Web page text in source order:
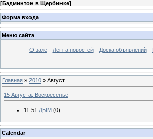
[Бадминтон в Щербинке]
Форма входа
Меню сайта
О зале Лента новостей Доска объявлений
Главная » 2010 » Август
15 Августа, Воскресенье
11:51 ДЫМ (0)
Calendar